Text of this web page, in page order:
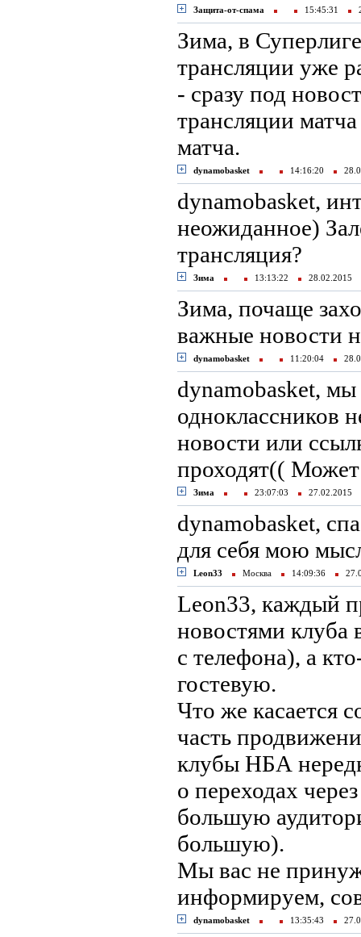
Защита-от-спама 15:45:31
Зима, в
трансляции уже
- сразу под
трансляции
матча.
dynamobasket 14:16:20
dynamobasket,
неожиданное)
трансляция?
Зима 13:13:22 28.02.2015
Зима, почаще
важные новости
dynamobasket 11:20:04
dynamobasket,
одноклассников
новости или
проходят((
Зима 23:07:03 27.02.2015
dynamobasket,
для себя мою
Leon33 Москва 14:09:36
Leon33, каждый
новостями клуба
с телефона), а
гостевую.
Что же касается
часть
клубы НБА
о переходах
большую
большую).
Мы вас не
информируем,
dynamobasket 13:35:43